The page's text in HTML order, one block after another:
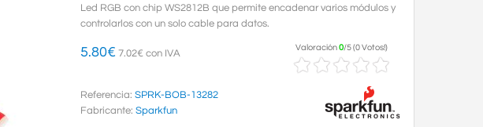
Led RGB con chip WS2812B que permite encadenar varios módulos y
controlarlos con un solo cable para datos.
5.80€ 7.02€ con IVA
Valoración0/5(0 Votos!)
Referencia: SPRK-BOB-13282
Fabricante: Sparkfun